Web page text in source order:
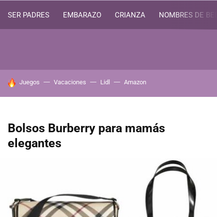
SER PADRES EMBARAZO CRIANZA NOMBRES DE
HOY SE HABLA DE
Juegos Vacaciones Lidl Amazon
Bolsos Burberry para mamás
elegantes